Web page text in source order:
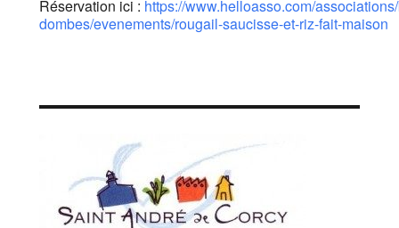
Réservation ici : https://www.helloasso.com/
dombes/evenements/rougail-saucisse-et-riz-fait-maison